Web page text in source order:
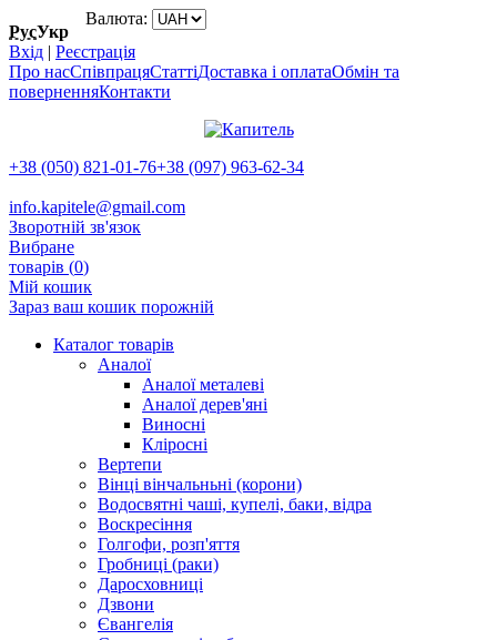
РусУкр
Валюта:
Вхід | Реєстрація
Про насСпівпрацяСтаттіДоставка і оплатаОбмін та
поверненняКонтакти
+38 (050) 821-01-76+38 (097) 963-62-34
info.kapitele@gmail.com
Зворотній зв'язок
Вибране
товарів (0)
Мій кошик
Зараз ваш кошик порожній
Каталог товарів
Аналої
Аналої металеві
Аналої дерев'яні
Виносні
Кліросні
Вертепи
Вінці вінчальньні (корони)
Водосвятні чаші, купелі, баки, відра
Воскресіння
Голгофи, розп'яття
Гробниці (раки)
Даросховниці
Дзвони
Євангелія